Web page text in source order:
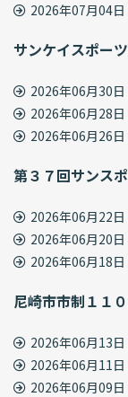
2026年07月04日
サンケイスポー
2026年06月30日
2026年06月28日
2026年06月26日
第３７回サンス
2026年06月22日
2026年06月20日
2026年06月18日
尼崎市市制１１
2026年06月13日
2026年06月11日
2026年06月09日